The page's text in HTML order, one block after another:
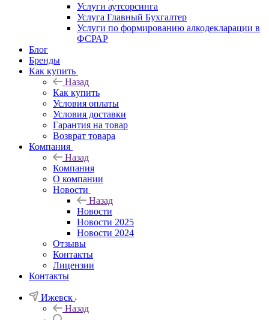
Услуги аутсорсинга
Услуга Главный Бухгалтер
Услуги по формированию алкодекларации в
ФСРАР
Блог
Бренды
Как купить
Назад
Как купить
Условия оплаты
Условия доставки
Гарантия на товар
Возврат товара
Компания
Назад
Компания
О компании
Новости
Назад
Новости
Новости 2025
Новости 2024
Отзывы
Контакты
Лицензии
Контакты
Ижевск
Назад